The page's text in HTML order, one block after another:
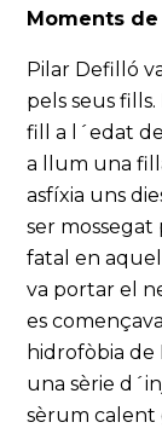
Moments
Pilar Defilló
pels seus
fill a l´edat
a llum una
asfíxia uns
ser mossegat
fatal en
va portar el
es
hidrofòbia de
una sèrie
sèrum calent